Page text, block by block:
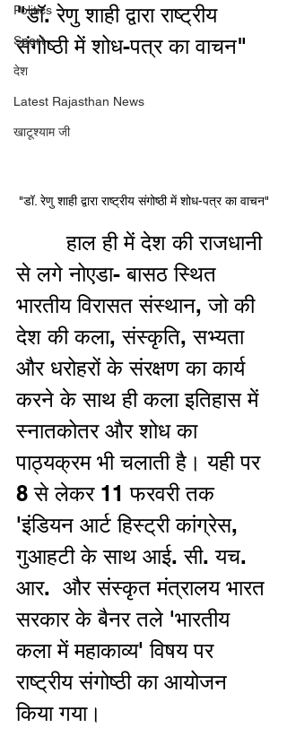
Politics
Sport
देश
Latest Rajasthan News
खाटूश्याम जी
"डॉ. रेणु शाही द्वारा राष्ट्रीय
संगोष्ठी में शोध-पत्र का वाचन"
"डॉ. रेणु शाही द्वारा राष्ट्रीय संगोष्ठी में शोध-पत्र का वाचन"
        हाल ही में देश की राजधानी
से लगे नोएडा- बासठ स्थित
भारतीय विरासत संस्थान, जो की
देश की कला, संस्कृति, सभ्यता
और धरोहरों के संरक्षण का कार्य
करने के साथ ही कला इतिहास में
स्नातकोतर और शोध का
पाठ्यक्रम भी चलाती है। यही पर
8 से लेकर 11 फरवरी तक
'इंडियन आर्ट हिस्ट्री कांग्रेस,
गुआहटी के साथ आई. सी. यच.
आर.  और संस्कृत मंत्रालय भारत
सरकार के बैनर तले 'भारतीय
कला में महाकाव्य' विषय पर
राष्ट्रीय संगोष्ठी का आयोजन
किया गया।